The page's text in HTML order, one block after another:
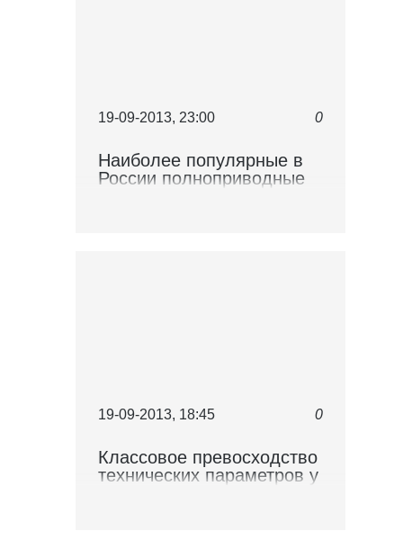
19-09-2013, 23:00 0
Наиболее популярные в
России полноприводные
19-09-2013, 18:45 0
Классовое превосходство
технических параметров у